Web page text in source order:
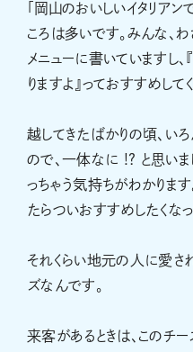
「岡山のおいしいイタリア
ころは多いです。みんな、
メニューに書いていますし
りますよ』っておすすめして
越してきたばかりの頃、いろ
ので、一体なに !? と思いま
っちゃう気持ちがわかりま
たらついおすすめしたくなっ
それくらい地元の人に愛さ
ズなんです。
来客があるときは、このチ